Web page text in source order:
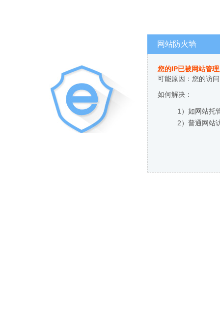
网站防火墙
您的IP已被网站管
可能原因：您的访
如何解决：
1）如网站托
2）普通网站